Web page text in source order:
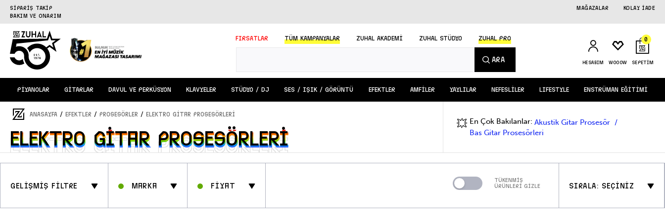
SİPARİŞ TAKİP
BAKIM VE ONARIM
KOLAY İADE
MAĞAZALAR
FIRSATLAR TÜMKAMPANYALAR ZUHAL AKADEMİ ZUHAL STÜDYO ZUHAL PRO
ARA HESABIM WOOOW
0
SEPETİM
PİYANOLAR GİTARLAR DAVUL VE PERKÜSYON KLAVYELER STÜDYO / DJ SES / IŞIK / GÖRÜNTÜ EFEKTLER AMFİLER YAYLILAR NEFESLİLER LIFESTYLE ENSTRÜMAN EĞİTİMİ
ANASAYFA / EFEKTLER / Prosesörler / Elektro Gitar Prosesörleri
Elektro Gitar Prosesörleri
Elektro Gitar Prosesörleri
💥 En Çok Bakılanlar: Akustik Gitar Prosesör
Bas Gitar Prosesörleri
GELİŞMİŞ FİLTRE Marka Fİyat
TÜKENMİŞ
ÜRÜNLERİ GİZLE
SIRALA: SEÇİNİZ